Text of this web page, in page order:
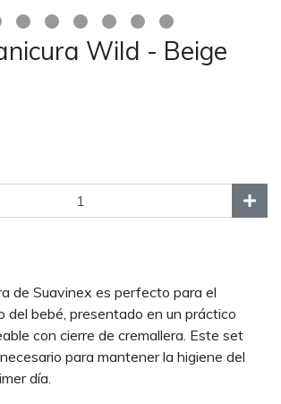
Wild - Beige
de Suavinex es perfecto para el
del bebé, presentado en un práctico
con cierre de cremallera. Este set
para mantener la higiene del
día.